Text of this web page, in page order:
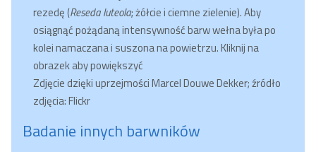
rezedę (Reseda luteola; żółcie i ciemne zielenie). Aby
osiągnąć pożądaną intensywność barw wełna była po
kolei namaczana i suszona na powietrzu. Kliknij na
obrazek aby powiększyć
Zdjęcie dzięki uprzejmości Marcel Douwe Dekker; źródło
zdjęcia: Flickr
Badanie innych barwników